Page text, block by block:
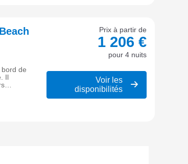
de
Il
Prix à partir de
1 206 €
pour 4 nuits
Voir les
disponibilités